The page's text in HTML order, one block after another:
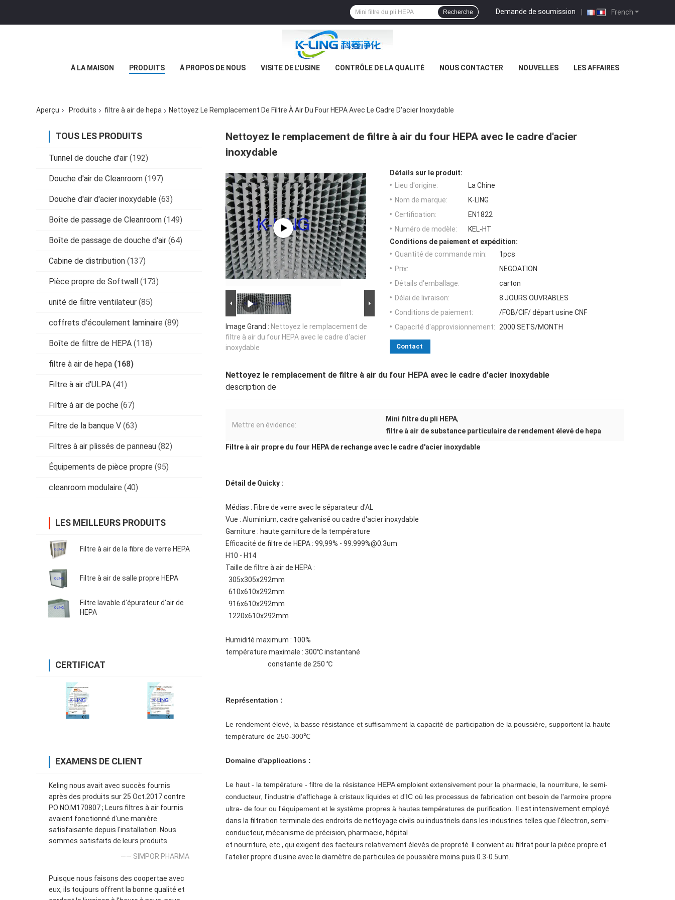
French
Demande de soumission |
Recherche
À LA MAISON PRODUITS À PROPOS DE NOUS VISITE DE L'USINE CONTRÔLE DE LA QUALITÉ NOUS CONTACTER NOUVELLES LES AFFAIRES
Aperçu Produits filtre à air de hepa Nettoyez Le Remplacement De Filtre À Air Du Four HEPA Avec Le Cadre D'acier Inoxydable
TOUS LES PRODUITS
Tunnel de douche d'air (192)
Douche d'air de Cleanroom (197)
Douche d'air d'acier inoxydable (63)
Boîte de passage de Cleanroom (149)
Boîte de passage de douche d'air (64)
Cabine de distribution (137)
Pièce propre de Softwall (173)
unité de filtre ventilateur (85)
coffrets d'écoulement laminaire (89)
Boîte de filtre de HEPA (118)
filtre à air de hepa (168)
Filtre à air d'ULPA (41)
Filtre à air de poche (67)
Filtre de la banque V (63)
Filtres à air plissés de panneau (82)
Équipements de pièce propre (95)
cleanroom modulaire (40)
LES MEILLEURS PRODUITS
Filtre à air de la fibre de verre HEPA
Filtre à air de salle propre HEPA
Filtre lavable d'épurateur d'air de
HEPA
CERTIFICAT
EXAMENS DE CLIENT
Keling nous avait avec succès fournis
après des produits sur 25 Oct.2017 contre
PO NO.M170807 ; Leurs filtres à air fournis
avaient fonctionné d'une manière
satisfaisante depuis l'installation. Nous
sommes satisfaits de leurs produits.
—— SIMPOR PHARMA
Puisque nous faisons des coopertae avec
eux, ils toujours offrent la bonne qualité et
Nettoyez le remplacement de filtre à air du four HEPA avec le cadre d'acier
inoxydable
Image Grand : Nettoyez le remplacement de
filtre à air du four HEPA avec le cadre d'acier
inoxydable
Détails sur le produit:
Lieu d'origine:
La Chine
Nom de marque:
K-LING
Certification:
EN1822
Numéro de modèle:
KEL-HT
Conditions de paiement et expédition:
Quantité de commande min:
1pcs
Prix:
NEGOATION
Détails d'emballage:
carton
Délai de livraison:
8 JOURS OUVRABLES
Conditions de paiement:
/FOB/CIF/ départ usine CNF
Capacité d'approvisionnement: 2000 SETS/MONTH
Contact
Nettoyez le remplacement de filtre à air du four HEPA avec le cadre d'acier inoxydable
description de
Mettre en évidence:
Mini filtre du pli HEPA,
filtre à air de substance particulaire de rendement élevé de hepa
Filtre à air propre du four HEPA de rechange avec le cadre d'acier inoxydable
Détail de Quicky :
Médias : Fibre de verre avec le séparateur d'AL
Vue : Aluminium, cadre galvanisé ou cadre d'acier inoxydable
Garniture : haute garniture de la température
Efficacité de filtre de HEPA : 99,99% - 99.999%@0.3um
H10 - H14
Taille de filtre à air de HEPA :
305x305x292mm
610x610x292mm
916x610x292mm
1220x610x292mm
Humidité maximum : 100%
température maximale : 300℃ instantané
constante de 250 ℃
Représentation :
Le rendement élevé, la basse résistance et suffisamment la capacité de participation de la poussière, supportent la haute
température de 250-300℃
Domaine d'applications :
Le haut - la température - filtre de la résistance HEPA emploient extensivement pour la pharmacie, la nourriture, le semi-
conducteur, l'industrie d'affichage à cristaux liquides et d'IC où les processus de fabrication ont besoin de l'armoire propre
ultra- de four ou l'équipement et le système propres à hautes températures de purification. Ilest intensivement employé
dans la filtration terminale des endroits de nettoyage civils ou industriels dans les industries telles que l'électron, semi-
conducteur, mécanisme de précision, pharmacie, hôpital
et nourriture, etc., qui exigent des facteurs relativement élevés de propreté. Il convient au filtrat pour la pièce propre et
l'atelier propre d'usine avec le diamètre de particules de poussière moins puis 0.3-0.5um.